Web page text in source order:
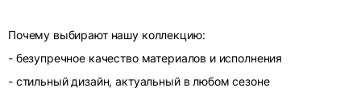
Почему выбирают нашу коллекцию:
- безупречное качество материалов и исполнения
- стильный дизайн, актуальный в любом сезоне